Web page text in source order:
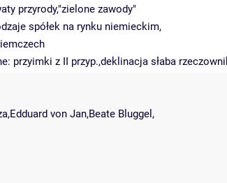
przyrody,"zielone zawody"
spółek na rynku niemieckim,
przyimki z II przyp.,deklinacja słaba
von Jan,Beate Bluggel,